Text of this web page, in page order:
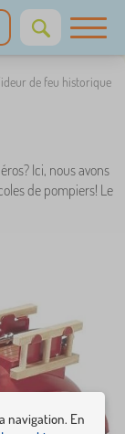
de feu historique
Ici, nous avons
de pompiers! Le
navigation. En